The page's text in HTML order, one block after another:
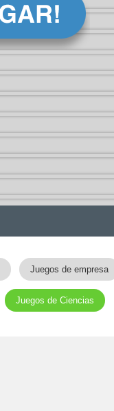
Juegos de empresa
Juegos de Ciencias